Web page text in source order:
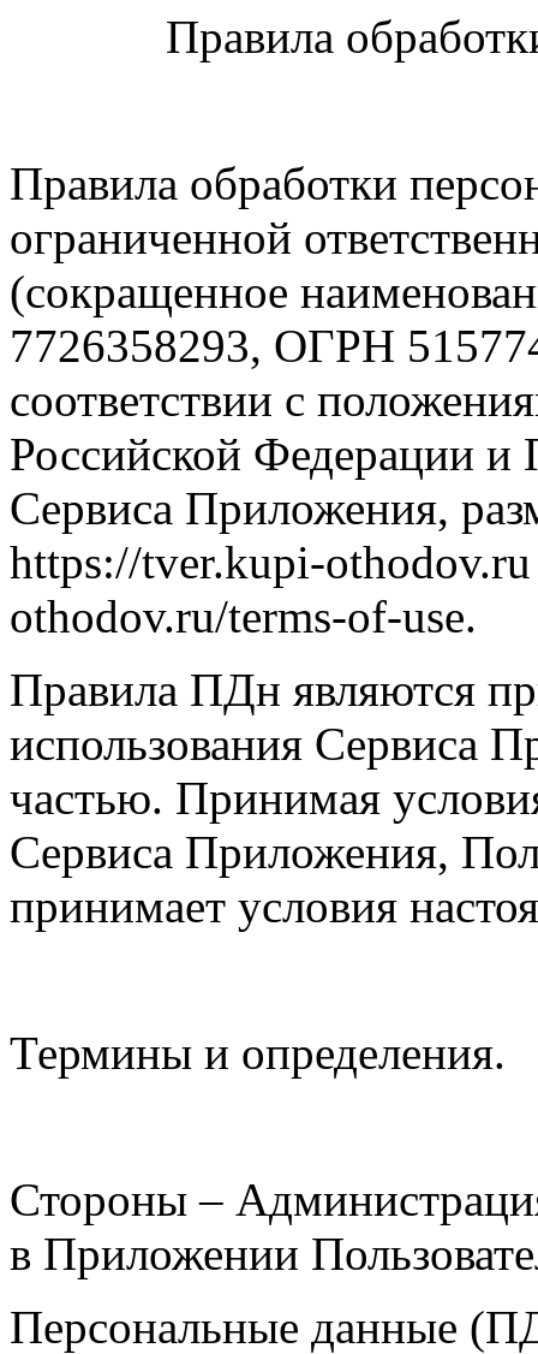
Правила
Правила обработки
ограниченной
(сокращенное
7726358293, ОГРН
соответствии с
Российской Федерации и
Сервиса Приложения,
https://tver.kupi-
othodov.ru/terms-of-use.
Правила ПДн являются
использования Сервиса
частью. Принимая
Сервиса Приложения,
принимает условия
Термины и определения.
Стороны –
в Приложении
Персональные данные